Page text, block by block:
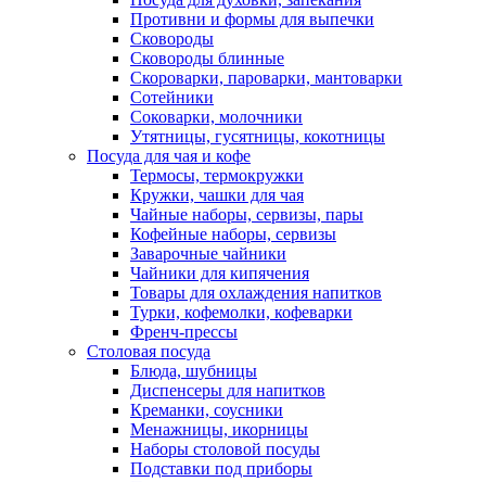
Противни и формы для выпечки
Сковороды
Сковороды блинные
Скороварки, пароварки, мантоварки
Сотейники
Соковарки, молочники
Утятницы, гусятницы, кокотницы
Посуда для чая и кофе
Термосы, термокружки
Кружки, чашки для чая
Чайные наборы, сервизы, пары
Кофейные наборы, сервизы
Заварочные чайники
Чайники для кипячения
Товары для охлаждения напитков
Турки, кофемолки, кофеварки
Френч-прессы
Столовая посуда
Блюда, шубницы
Диспенсеры для напитков
Креманки, соусники
Менажницы, икорницы
Наборы столовой посуды
Подставки под приборы